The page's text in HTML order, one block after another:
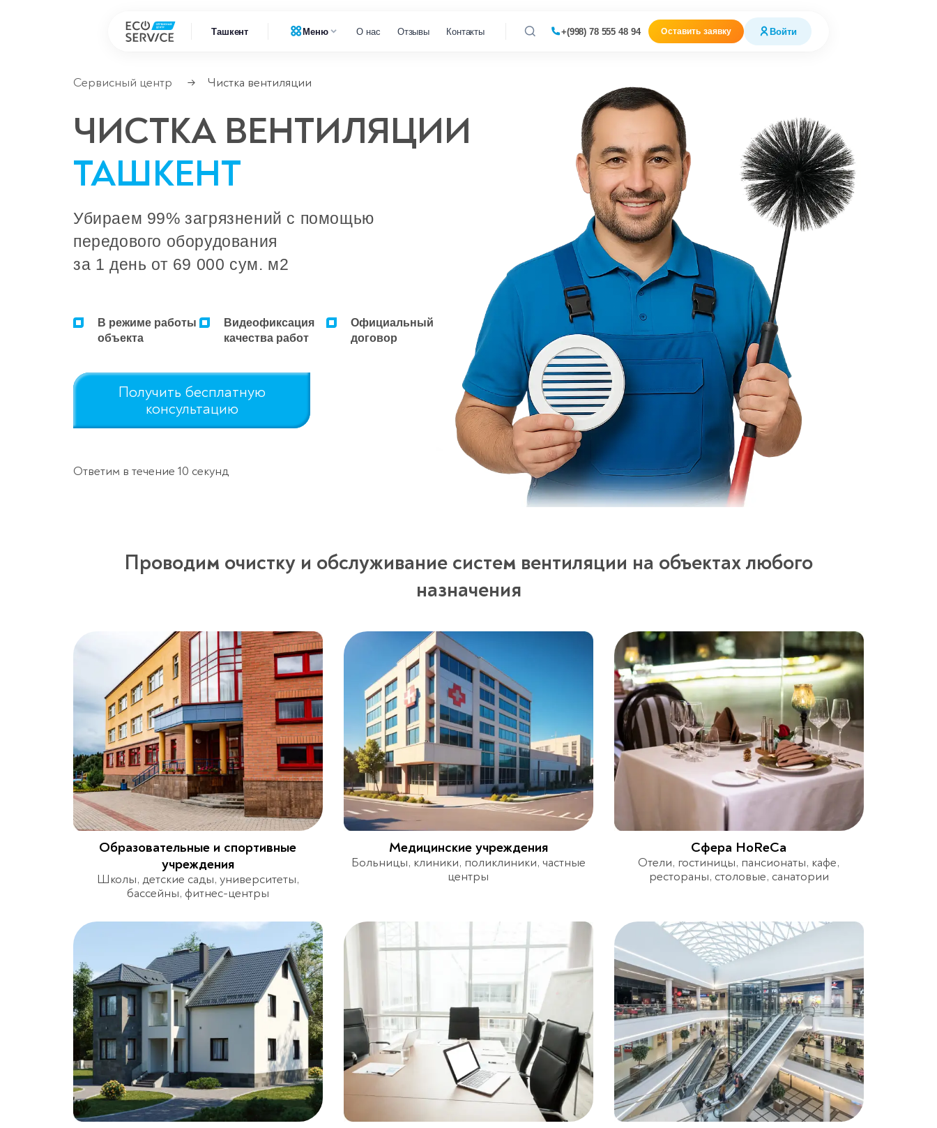
Ташкент Меню О нас Отзывы Контакты +(998) 78 555 48 94 Оставить заявку Войти
Ремонт климатической техники
Ремонт компьютерной техники
Ремонт офисной техники
Ремонт цифровой техники
Ремонт микроволновок
Сервисный центр → Чистка вентиляции
ЧИСТКА ВЕНТИЛЯЦИИ
ТАШКЕНТ
Убираем 99% загрязнений с помощью
передового оборудования
за 1 день от 69 000 сум. м2
В режиме работы
объекта
Видеофиксация
качества работ
Официальный
договор
Получить бесплатную
консультацию
Ответим в течение 10 секунд
Проводим очистку и обслуживание систем вентиляции на объектах любого
назначения
Образовательные и спортивные
учреждения
Школы, детские сады, университеты,
бассейны, фитнес-центры
Медицинские учреждения
Больницы, клиники, поликлиники, частные
центры
Сфера HoReCa
Отели, гостиницы, пансионаты, кафе,
рестораны, столовые, санатории